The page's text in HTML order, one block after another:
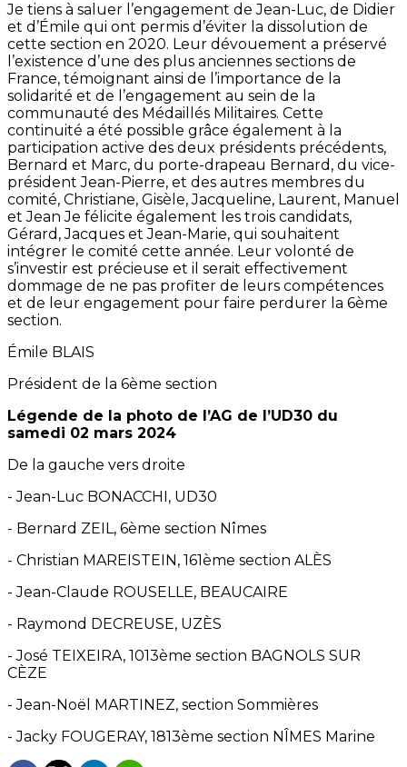
Je tiens à saluer l’engagement de Jean-Luc, de Didier
et d’Émile qui ont permis d’éviter la dissolution de
cette section en 2020. Leur dévouement a préservé
l’existence d’une des plus anciennes sections de
France, témoignant ainsi de l’importance de la
solidarité et de l’engagement au sein de la
communauté des Médaillés Militaires. Cette
continuité a été possible grâce également à la
participation active des deux présidents précédents,
Bernard et Marc, du porte-drapeau Bernard, du vice-
président Jean-Pierre, et des autres membres du
comité, Christiane, Gisèle, Jacqueline, Laurent, Manuel
et Jean Je félicite également les trois candidats,
Gérard, Jacques et Jean-Marie, qui souhaitent
intégrer le comité cette année. Leur volonté de
s’investir est précieuse et il serait effectivement
dommage de ne pas profiter de leurs compétences
et de leur engagement pour faire perdurer la 6ème
section.
Émile BLAIS
Président de la 6ème section
Légende de la photo de l’AG de l’UD30 du
samedi 02 mars 2024
De la gauche vers droite
- Jean-Luc BONACCHI, UD30
- Bernard ZEIL, 6ème section Nîmes
- Christian MAREISTEIN, 161ème section ALÈS
- Jean-Claude ROUSELLE, BEAUCAIRE
- Raymond DECREUSE, UZÈS
- José TEIXEIRA, 1013ème section BAGNOLS SUR
CÈZE
- Jean-Noël MARTINEZ, section Sommières
- Jacky FOUGERAY, 1813ème section NÎMES Marine